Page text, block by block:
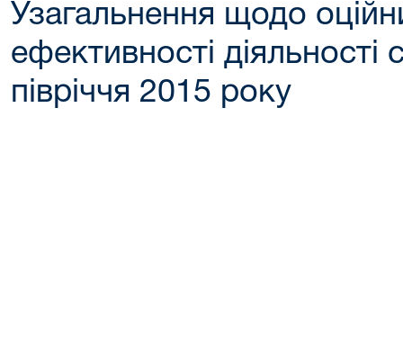
Узагальнення щодо
ефективності діяльності
півріччя 2015 року